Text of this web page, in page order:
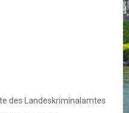
des Landeskriminalamtes